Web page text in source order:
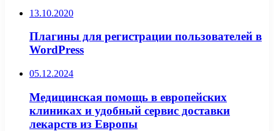
13.10.2020
Плагины для регистрации пользователей в
WordPress
05.12.2024
Медицинская помощь в европейских
клиниках и удобный сервис доставки
лекарств из Европы